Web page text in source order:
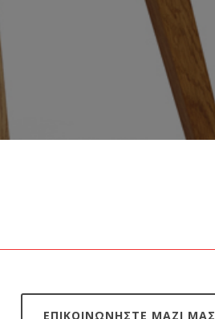
ΕΠΙΚΟΙΝΩΝΗΣΤΕ ΜΑΖΙ ΜΑΣ